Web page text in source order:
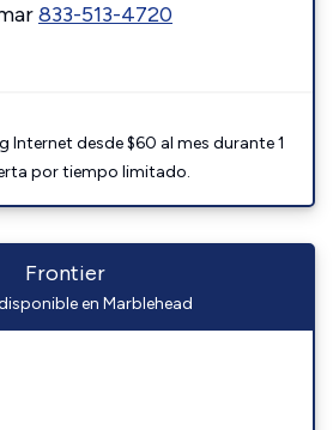
833-513-4720
Internet desde $60 al mes durante 1
por tiempo limitado.
Frontier
en Marblehead